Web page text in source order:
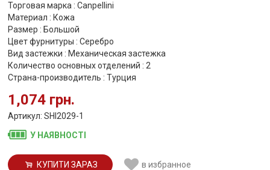
Торговая марка : Canpellini
Материал : Кожа
Размер : Большой
Цвет фурнитуры : Серебро
Вид застежки : Механическая застежка
Количество основных отделений : 2
Страна-производитель : Турция
1,074 грн.
Артикул: SHI2029-1
У НАЯВНОСТІ
КУПИТИ ЗАРАЗ в избранное